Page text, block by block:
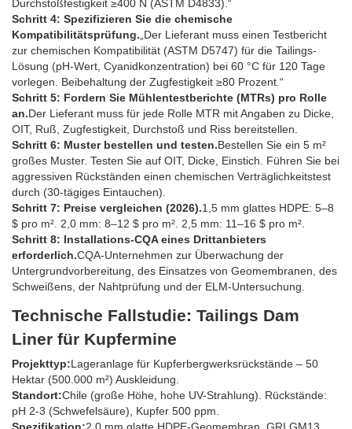
Durchstoßfestigkeit ≥400 N (ASTM D4833).“
Schritt 4: Spezifizieren Sie die chemische
Kompatibilitätsprüfung. „Der Lieferant muss einen Testbericht
zur chemischen Kompatibilität (ASTM D5747) für die Tailings-
Lösung (pH-Wert, Cyanidkonzentration) bei 60 °C für 120 Tage
vorlegen. Beibehaltung der Zugfestigkeit ≥80 Prozent.“
Schritt 5: Fordern Sie Mühlentestberichte (MTRs) pro Rolle
an.Der Lieferant muss für jede Rolle MTR mit Angaben zu Dicke,
OIT, Ruß, Zugfestigkeit, Durchstoß und Riss bereitstellen.
Schritt 6: Muster bestellen und testen.Bestellen Sie ein 5 m²
großes Muster. Testen Sie auf OIT, Dicke, Einstich. Führen Sie bei
aggressiven Rückständen einen chemischen Verträglichkeitstest
durch (30-tägiges Eintauchen).
Schritt 7: Preise vergleichen (2026).1,5 mm glattes HDPE: 5–8
$ pro m². 2,0 mm: 8–12 $ pro m². 2,5 mm: 11–16 $ pro m².
Schritt 8: Installations-CQA eines Drittanbieters
erforderlich.CQA-Unternehmen zur Überwachung der
Untergrundvorbereitung, des Einsatzes von Geomembranen, des
Schweißens, der Nahtprüfung und der ELM-Untersuchung.
Technische Fallstudie: Tailings Dam
Liner für Kupfermine
Projekttyp:Lageranlage für Kupferbergwerksrückstände – 50
Hektar (500.000 m²) Auskleidung.
Standort:Chile (große Höhe, hohe UV-Strahlung). Rückstände:
pH 2-3 (Schwefelsäure), Kupfer 500 ppm.